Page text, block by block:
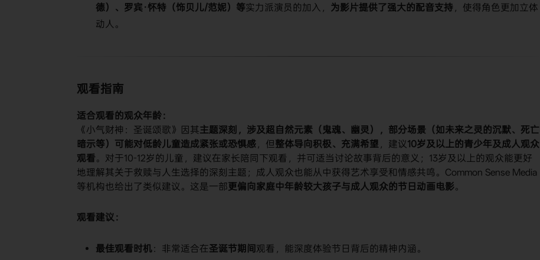
德）、罗宾·怀特（饰贝儿/范妮）等​​实力派演员的加入，​ ​为影片提供了强大的配音支持​ ​，使得角色更加立体
动人。
观看指南
​适合观看的观众年龄：​
《小气财神：圣诞颂歌》因其​​主题深刻，涉及超自然元素（鬼魂、幽灵），部分场景（如未来之灵的沉默、死亡
暗示等）可能对低龄儿童造成紧张或恐惧感​ ​，但​​整体导向积极、充满希望​ ​，建议​​10岁及以上的青少年及成人观众
观看​​。对于10-12岁的儿童，建议在家长陪同下观看，并可适当讨论故事背后的意义；13岁及以上的观众能更好
地理解其关于救赎与人生选择的深刻主题；成人观众也能从中获得艺术享受和情感共鸣。Common Sense Media
等机构也给出了类似建议。这是一部​​更偏向家庭中年龄较大孩子与成人观众的节日动画电影​​。
​观看建议：​
​最佳观看时机​​：非常适合在​​圣诞节期间​ ​观看，能深度体验节日背后的精神内涵。